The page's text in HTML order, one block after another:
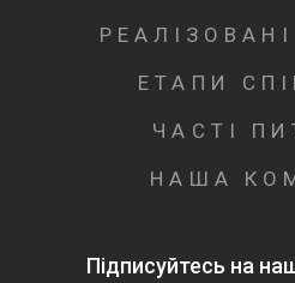
ЕТАПИ
ЧАСТІ
НАША
Підписуйтесь на